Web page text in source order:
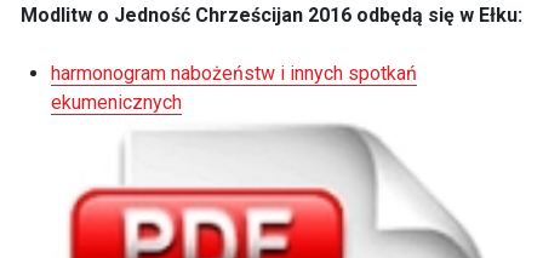
Modlitw o Jedność Chrześcijan 2016 odbędą się w Ełku:
harmonogram nabożeństw i innych spotkań
ekumenicznych